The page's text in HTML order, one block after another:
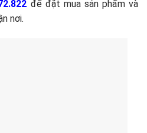
để đặt mua sản phẩm và
nơi.